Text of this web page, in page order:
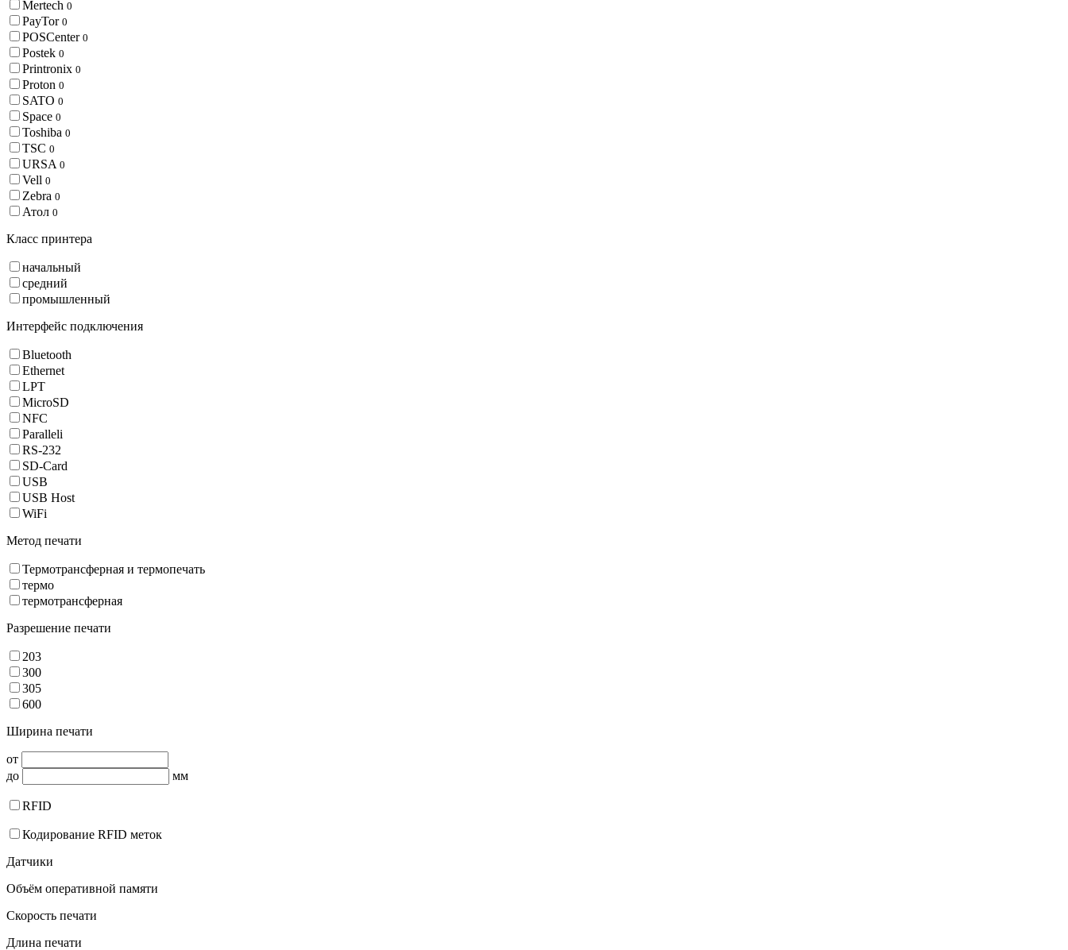
Mertech 0
PayTor 0
POSCenter 0
Postek 0
Printronix 0
Proton 0
SATO 0
Space 0
Toshiba 0
TSC 0
URSA 0
Vell 0
Zebra 0
Атол 0
Класс принтера
начальный
средний
промышленный
Интерфейс подключения
Bluetooth
Ethernet
LPT
MicroSD
NFC
Paralleli
RS-232
SD-Card
USB
USB Host
WiFi
Метод печати
Термотрансферная и термопечать
термо
термотрансферная
Разрешение печати
203
300
305
600
Ширина печати
от
до
мм
RFID
Кодирование RFID меток
Датчики
Объём оперативной памяти
Скорость печати
Длина печати